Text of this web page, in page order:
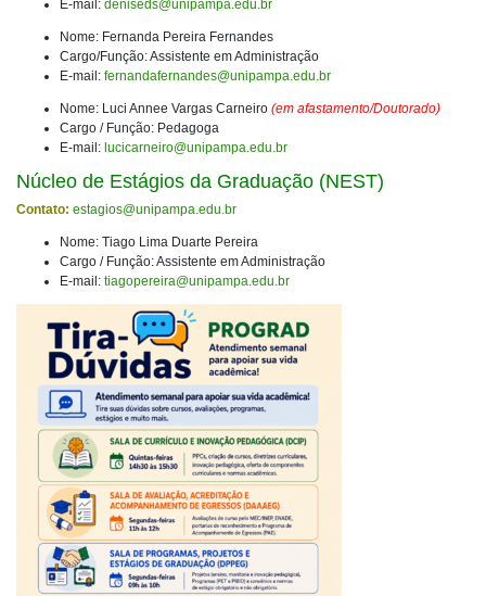
E-mail: deniseds@unipampa.edu.br
Nome: Fernanda Pereira Fernandes
Cargo/Função: Assistente em Administração
E-mail: fernandafernandes@unipampa.edu.br
Nome: Luci Annee Vargas Carneiro (em afastamento/Doutorado)
Cargo / Função: Pedagoga
E-mail: lucicarneiro@unipampa.edu.br
Núcleo de Estágios da Graduação (NEST)
Contato: estagios@unipampa.edu.br
Nome: Tiago Lima Duarte Pereira
Cargo / Função: Assistente em Administração
E-mail: tiagopereira@unipampa.edu.br